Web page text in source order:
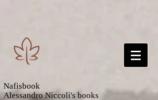
Nafisbook
Alessandro Niccoli's books